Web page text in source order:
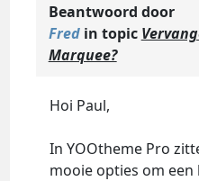
Beantwoord door
Fredin topic
Marquee?
Hoi Paul,
In YOOtheme Pro
mooie opties om